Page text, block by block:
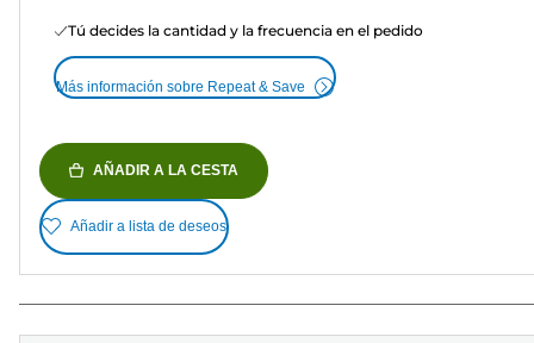
Tú decides la cantidad y la frecuencia en el pedido
Más información sobre Repeat & Save
AÑADIR A LA CESTA
Añadir a lista de deseos